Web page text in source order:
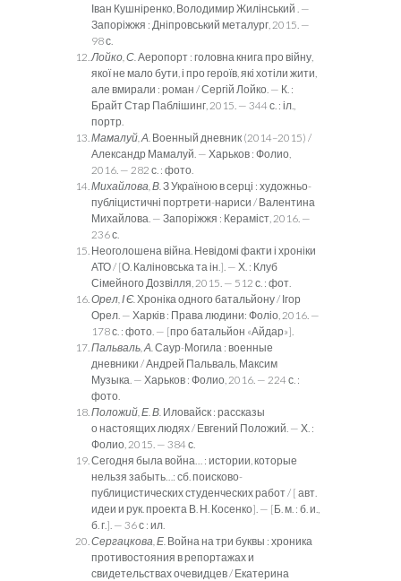
Іван Кушнірен­ко, Володимир Жилінський . —
Запоріжжя : Дніпровський ме­талург, 2015. —
98 с.
Лойко, С. Аеропорт : головна книга про війну,
якої не мало бути, і про героїв, які хотіли жити,
але вмирали : роман / Сергій Лойко. — К. :
Брайт Стар Паблішинг, 2015. — 344 с. : іл.,
портр.
Мамалуй, А. Военный дневник (2014–2015) /
Александр Мама­луй. — Харьков : Фолио,
2016. — 282 с. : фото.
Михайлова, В. З Україною в серці : художньо-
публіцистичні портрети-нариси / Валентина
Михайлова. — Запоріжжя : Ке­раміст, 2016. —
236 с.
Неоголошена війна. Невідомі факти і хроніки
АТО / [О. Каліновсь­ка та ін.]. — Х. : Клуб
Сімейного Дозвілля, 2015. — 512 с. : фот.
Орел, І Є. Хроніка одного батальйону / Ігор
Орел. — Харків : Права людини: Фоліо, 2016. —
178 с. : фото. — [про батальйон «Айдар»].
Пальваль, А. Саур-Могила : военные
дневники / Андрей Пальваль, Максим
Музыка. — Харьков : Фолио, 2016. — 224 с. :
фото.
Положий, Е. В. Иловайск : рассказы
о настоящих людях / Евгений Положий. — Х. :
Фолио, 2015. — 384 с.
Сегодня была война… : истории, которые
нельзя забыть…: сб. поисково-
публицистических студенческих работ / [ авт.
идеи и рук. проекта В. Н. Косенко]. — [Б. м. : б. и.,
б. г.]. — 36 с : ил.
Сергацкова, Е. Война на три буквы : хроника
противостояния в репортажах и
свидетельствах очевидцев / Екатерина